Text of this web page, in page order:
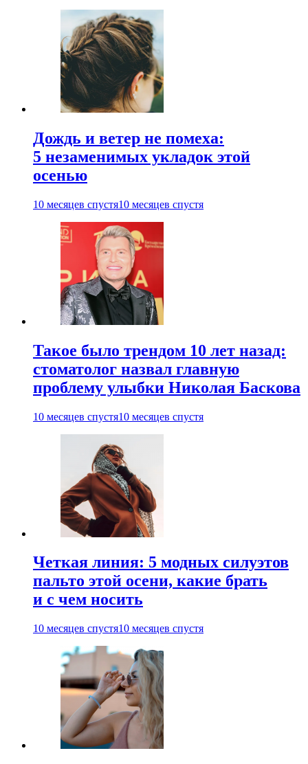
Дождь и ветер не помеха:
5 незаменимых укладок этой
осенью
10 месяцев спустя10 месяцев спустя
Такое было трендом 10 лет назад:
стоматолог назвал главную
проблему улыбки Николая Баскова
10 месяцев спустя10 месяцев спустя
Четкая линия: 5 модных силуэтов
пальто этой осени, какие брать
и с чем носить
10 месяцев спустя10 месяцев спустя